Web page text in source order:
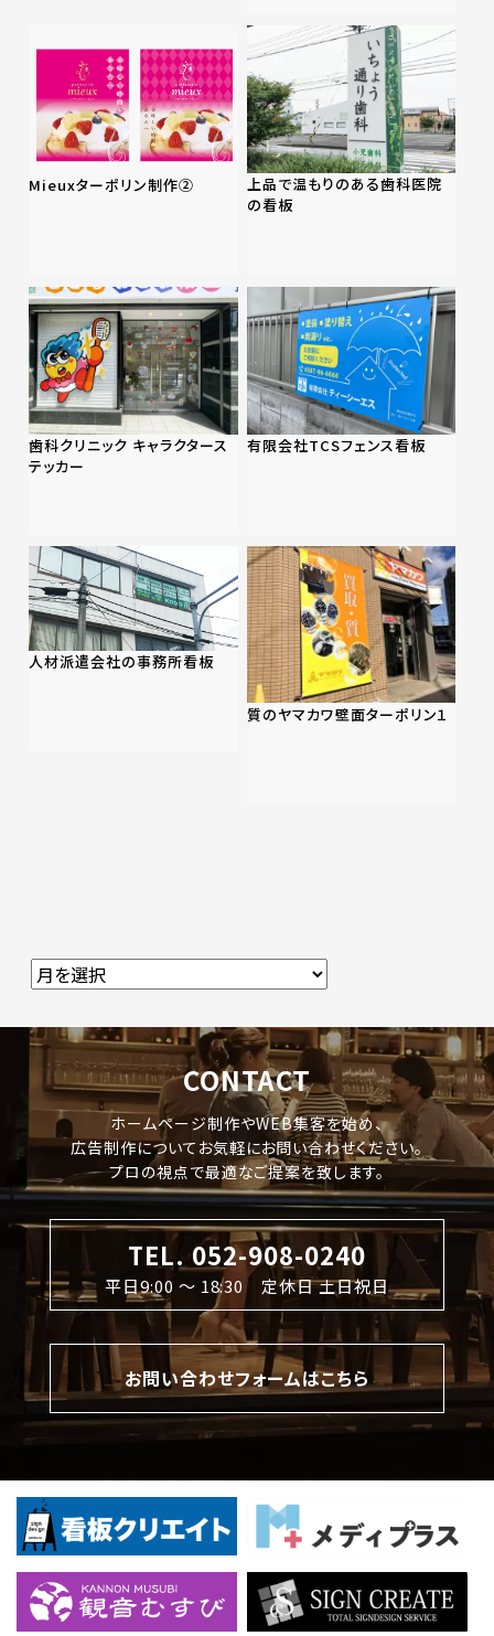
Mieuxターポリン制作②
上品で温もりのある歯科医院
の看板
歯科クリニック キャラクタース
テッカー
有限会社TCSフェンス看板
人材派遣会社の事務所看板
質のヤマカワ壁面ターポリン１
CONTACT
ホームページ制作やWEB集客を始め、
広告制作についてお気軽にお問い合わせください。
プロの視点で最適なご提案を致します。
TEL. 052-908-0240
平日9:00 〜 18:30 定休日 土日祝日
お問い合わせフォームはこちら